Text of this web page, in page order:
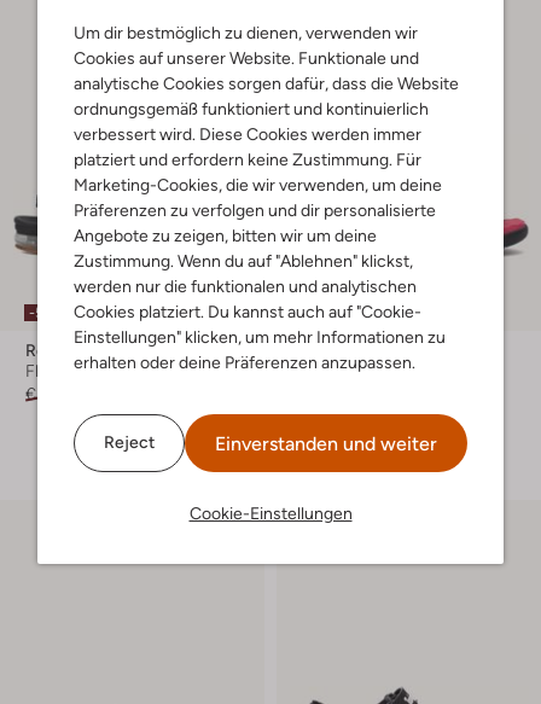
Um dir bestmöglich zu dienen, verwenden wir
Cookies auf unserer Website. Funktionale und
analytische Cookies sorgen dafür, dass die Website
ordnungsgemäß funktioniert und kontinuierlich
verbessert wird. Diese Cookies werden immer
platziert und erfordern keine Zustimmung. Für
Marketing-Cookies, die wir verwenden, um deine
Präferenzen zu verfolgen und dir personalisierte
Angebote zu zeigen, bitten wir um deine
Zustimmung. Wenn du auf "Ablehnen" klickst,
werden nur die funktionalen und analytischen
Cookies platziert. Du kannst auch auf "Cookie-
Einstellungen" klicken, um mehr Informationen zu
erhalten oder deine Präferenzen anzupassen.
Reject Einverstanden und weiter
Cookie-Einstellungen
-50%
Reef
Flache Sandalen
€ 39,95
Letzte Größen
-50%
Timberland
Flache Sandalen
+ mehr farben